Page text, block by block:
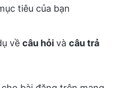
tiêu của bạn
về câu hỏi và câu trả